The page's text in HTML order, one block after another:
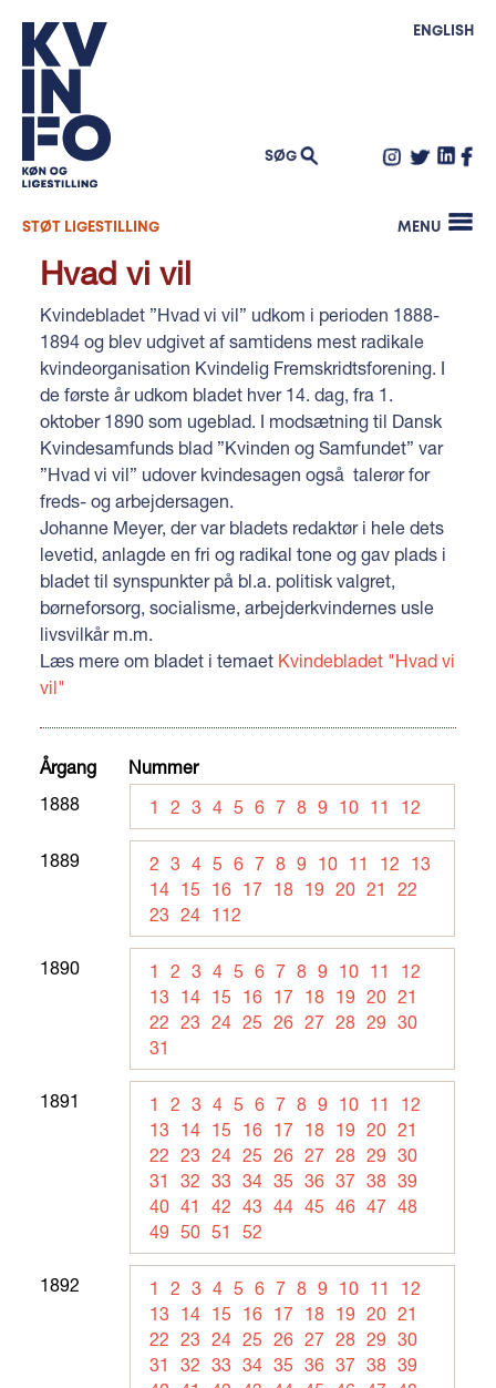
ENGLISH
SØG
STØT LIGESTILLING MENU
Kønsbaseret vold
Ligeløn
Maskulinitet
Klima og køn
Familiepolitik
GenderLAB
Mangfoldighed i praksis Masterclass
Inspiration: Undersøgelser af sexisme og
seksuel chikane
SIDE OM SIDE
INTERNATIONALT ARBEJDE
NYHEDSBREV
PRESSE
OM KVINFO
Bestyrelse
KVINFOs historie
SØG
Hvad vi vil
Kvindebladet ”Hvad vi vil” udkom i perioden 1888-
1894 og blev udgivet af samtidens mest radikale
kvindeorganisation Kvindelig Fremskridtsforening. I
de første år udkom bladet hver 14. dag, fra 1.
oktober 1890 som ugeblad. I modsætning til Dansk
Kvindesamfunds blad ”Kvinden og Samfundet” var
”Hvad vi vil” udover kvindesagen også talerør for
freds- og arbejdersagen.
Johanne Meyer, der var bladets redaktør i hele dets
levetid, anlagde en fri og radikal tone og gav plads i
bladet til synspunkter på bl.a. politisk valgret,
børneforsorg, socialisme, arbejderkvindernes usle
livsvilkår m.m.
Læs mere om bladet i temaet Kvindebladet "Hvad vi
vil"
Årgang
Nummer
1888
1 2 3 4 5 6 7 8 9 10 11 12
1889 2 3 4 5 6 7 8 9 10 11 12
13
14 15 16 17 18 19 20 21
22
23 24 112
1890 1 2 3 4 5 6 7 8 9 10 11
12
13
14 15 16 17 18 19 20 21
22 23 24 25 26 27 28 29 30
31
1891 1 2 3 4 5 6 7 8 9 10 11
12
13
14 15 16 17 18 19 20 21
22 23 24 25 26 27 28 29 30
31
32 33 34 35 36 37 38 39
40 41 42 43 44 45 46 47 48
49 50 51 52
1892 1 2 3 4 5 6 7 8 9 10 11
12
13
14 15 16 17 18 19 20 21
22 23 24 25 26 27 28 29 30
31
32 33 34 35 36 37 38 39